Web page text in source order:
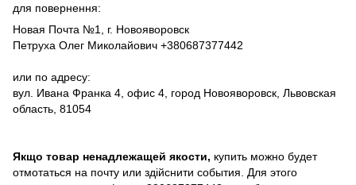
для повернення:
Новая Почта №1, г. Новояворовск
Петруха Олег Миколайович +380687377442
или по адресу:
вул. Ивана Франка 4, офис 4, город Новояворовск, Львовская
область, 81054
Якщо товар ненадлежащей якости, купить можно будет
отмотаться на почту или здійснити события. Для этого